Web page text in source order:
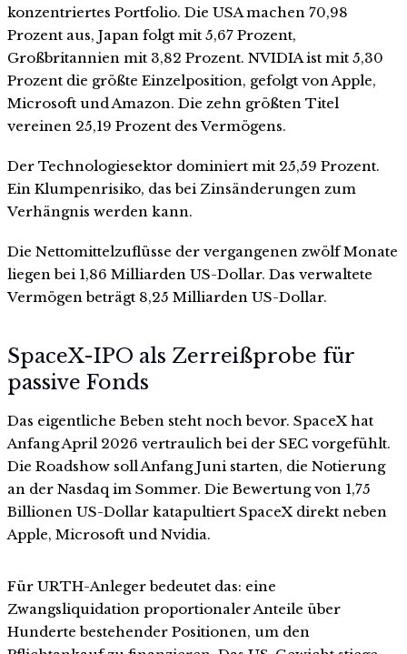
konzentriertes Portfolio. Die USA machen 70,98
Prozent aus, Japan folgt mit 5,67 Prozent,
Großbritannien mit 3,82 Prozent. NVIDIA ist mit 5,30
Prozent die größte Einzelposition, gefolgt von Apple,
Microsoft und Amazon. Die zehn größten Titel
vereinen 25,19 Prozent des Vermögens.
Der Technologiesektor dominiert mit 25,59 Prozent.
Ein Klumpenrisiko, das bei Zinsänderungen zum
Verhängnis werden kann.
Die Nettomittelzuflüsse der vergangenen zwölf Monate
liegen bei 1,86 Milliarden US-Dollar. Das verwaltete
Vermögen beträgt 8,25 Milliarden US-Dollar.
SpaceX-IPO als Zerreißprobe für
passive Fonds
Das eigentliche Beben steht noch bevor. SpaceX hat
Anfang April 2026 vertraulich bei der SEC vorgefühlt.
Die Roadshow soll Anfang Juni starten, die Notierung
an der Nasdaq im Sommer. Die Bewertung von 1,75
Billionen US-Dollar katapultiert SpaceX direkt neben
Apple, Microsoft und Nvidia.
Für URTH-Anleger bedeutet das: eine
Zwangsliquidation proportionaler Anteile über
Hunderte bestehender Positionen, um den